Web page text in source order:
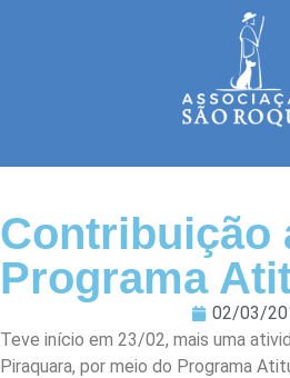
Contribuição
Programa
02/03/
Teve início em 23/02, mais uma
Piraquara, por meio do Programa